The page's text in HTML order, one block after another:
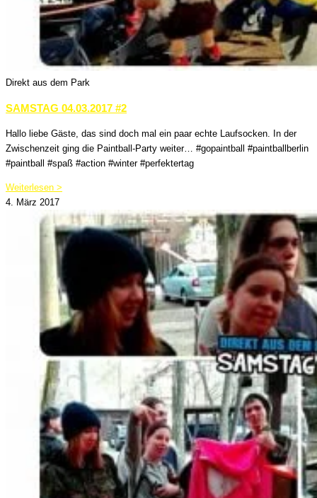
Direkt aus dem Park
SAMSTAG 04.03.2017 #2
Hallo liebe Gäste, das sind doch mal ein paar echte Laufsocken. In der
Zwischenzeit ging die Paintball-Party weiter… #gopaintball #paintballberlin
#paintball #spaß #action #winter #perfektertag
Weiterlesen >
4. März 2017